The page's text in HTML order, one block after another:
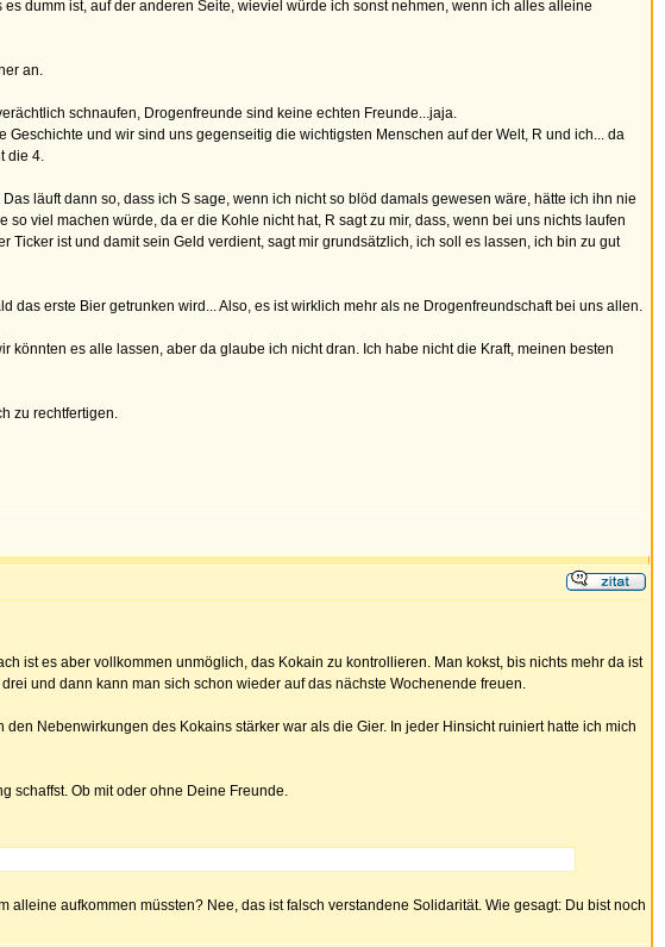
dumm ist, auf der anderen Seite, wieviel würde ich sonst nehmen, wenn ich alles alleine
an.
schnaufen, Drogenfreunde sind keine echten Freunde...jaja.
und wir sind uns gegenseitig die wichtigsten Menschen auf der Welt, R und ich... da
die 4.
läuft dann so, dass ich S sage, wenn ich nicht so blöd damals gewesen wäre, hätte ich ihn nie
viel machen würde, da er die Kohle nicht hat, R sagt zu mir, dass, wenn bei uns nichts laufen
ist und damit sein Geld verdient, sagt mir grundsätzlich, ich soll es lassen, ich bin zu gut
erste Bier getrunken wird... Also, es ist wirklich mehr als ne Drogenfreundschaft bei uns allen.
es alle lassen, aber da glaube ich nicht dran. Ich habe nicht die Kraft, meinen besten
zu rechtfertigen.
ist es aber vollkommen unmöglich, das Kokain zu kontrollieren. Man kokst, bis nichts mehr da ist
und dann kann man sich schon wieder auf das nächste Wochenende freuen.
Nebenwirkungen des Kokains stärker war als die Gier. In jeder Hinsicht ruiniert hatte ich mich
schaffst. Ob mit oder ohne Deine Freunde.
aufkommen müssten? Nee, das ist falsch verstandene Solidarität. Wie gesagt: Du bist noch